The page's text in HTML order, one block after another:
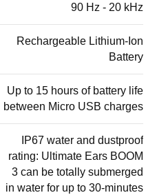
90 Hz - 20 kHz
Rechargeable Lithium-Ion
Battery
Up to 15 hours of battery life
between Micro USB charges
IP67 water and dustproof
rating: Ultimate Ears BOOM
3 can be totally submerged
in water for up to 30-minutes